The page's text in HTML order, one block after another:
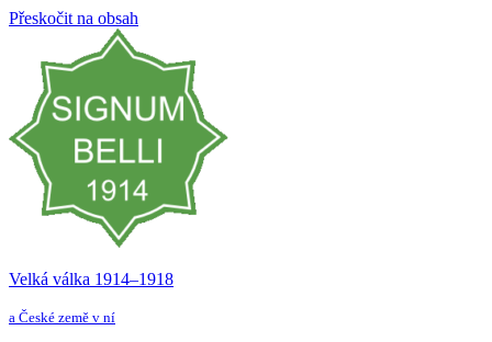
Přeskočit na obsah
Velká válka 1914–⁠⁠⁠⁠⁠⁠1918
a České země v ní